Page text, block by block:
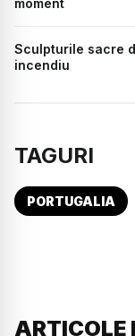
moment
Sculpturile sacre
incendiu
TAGURI
PORTUGALIA
ARTICOLE